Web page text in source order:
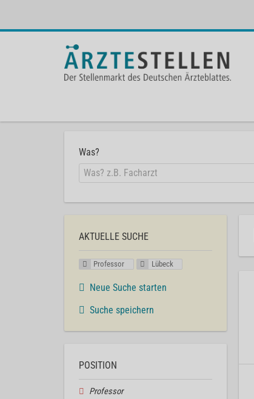
Was?
AKTUELLE SUCHE
Professor Lübeck
Neue Suche starten
Suche speichern
POSITION
Professor